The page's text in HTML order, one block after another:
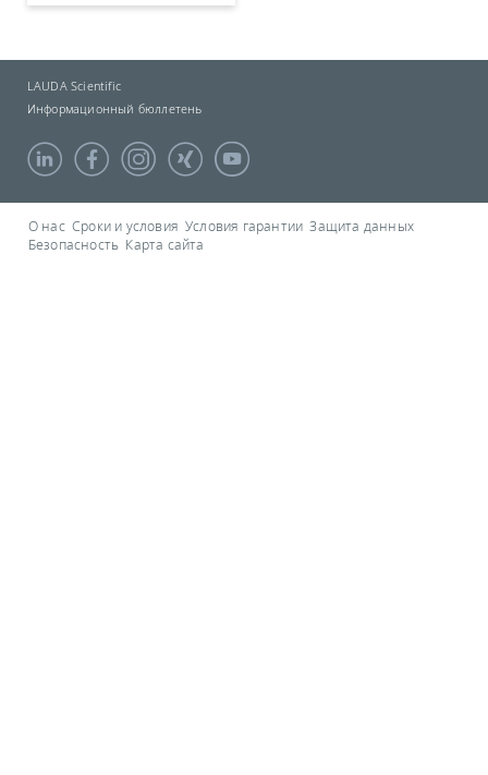
LAUDA Scientific
Информационный бюллетень
О нас Сроки и условия Условия гарантии Защита данных
Безопасность Карта сайта